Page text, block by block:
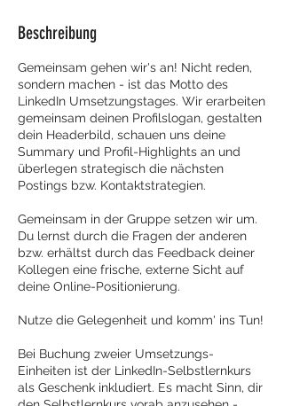
Beschreibung
Gemeinsam gehen wir's an! Nicht reden,
sondern machen - ist das Motto des
LinkedIn Umsetzungstages. Wir erarbeiten
gemeinsam deinen Profilslogan, gestalten
dein Headerbild, schauen uns deine
Summary und Profil-Highlights an und
überlegen strategisch die nächsten
Postings bzw. Kontaktstrategien.
Gemeinsam in der Gruppe setzen wir um.
Du lernst durch die Fragen der anderen
bzw. erhältst durch das Feedback deiner
Kollegen eine frische, externe Sicht auf
deine Online-Positionierung.
Nutze die Gelegenheit und komm' ins Tun!
Bei Buchung zweier Umsetzungs-
Einheiten ist der LinkedIn-Selbstlernkurs
als Geschenk inkludiert. Es macht Sinn, dir